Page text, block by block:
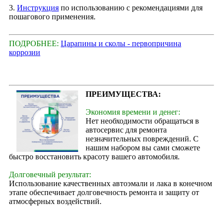
3. Инструкция по использованию с рекомендациями для
пошагового применения.
ПОДРОБНЕЕ: Царапины и сколы - первопричина
коррозии
ПРЕИМУЩЕСТВА:
Экономия времени и денег:
Нет необходимости обращаться в
автосервис для ремонта
незначительных повреждений. С
нашим набором вы сами сможете
быстро восстановить красоту вашего автомобиля.
Долговечный результат:
Использование качественных автоэмали и лака в конечном
этапе обеспечивает долговечность ремонта и защиту от
атмосферных воздействий.